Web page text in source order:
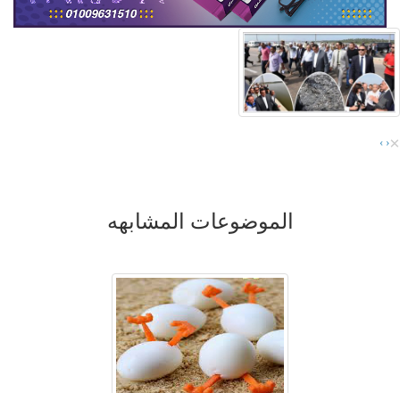
‹
› ×
الموضوعات المشابهه